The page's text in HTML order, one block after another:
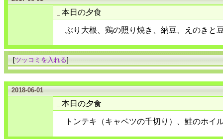
本日の夕食
ぶり大根、鶏の照り焼き、納豆、えのきと
[ツッコミを入れる]
2018-06-01
本日の夕食
トンテキ（キャベツの千切り）、鮭のホイ